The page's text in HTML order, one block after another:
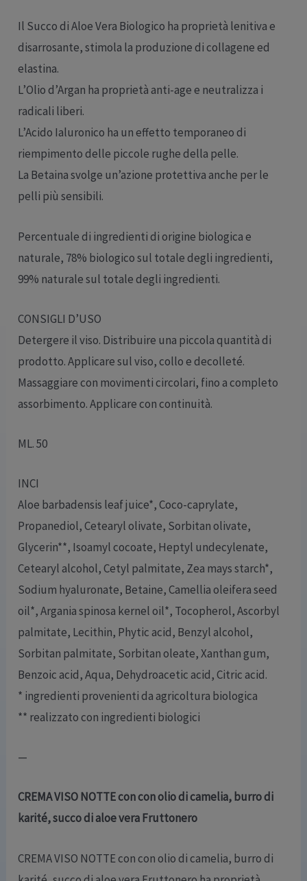
Il Succo di Aloe Vera Biologico ha proprietà lenitiva e
disarrosante, stimola la produzione di collagene ed
elastina.
L’Olio d’Argan ha proprietà anti-age e neutralizza i
radicali liberi.
L’Acido Ialuronico ha un effetto temporaneo di
riempimento delle piccole rughe della pelle.
La Betaina svolge un’azione protettiva anche per le
pelli più sensibili.
Percentuale di ingredienti di origine biologica e
naturale, 78% biologico sul totale degli ingredienti,
99% naturale sul totale degli ingredienti.
CONSIGLI D’USO
Detergere il viso. Distribuire una piccola quantità di
prodotto. Applicare sul viso, collo e decolleté.
Massaggiare con movimenti circolari, fino a completo
assorbimento. Applicare con continuità.
ML. 50
INCI
Aloe barbadensis leaf juice*, Coco-caprylate,
Propanediol, Cetearyl olivate, Sorbitan olivate,
Glycerin**, Isoamyl cocoate, Heptyl undecylenate,
Cetearyl alcohol, Cetyl palmitate, Zea mays starch*,
Sodium hyaluronate, Betaine, Camellia oleifera seed
oil*, Argania spinosa kernel oil*, Tocopherol, Ascorbyl
palmitate, Lecithin, Phytic acid, Benzyl alcohol,
Sorbitan palmitate, Sorbitan oleate, Xanthan gum,
Benzoic acid, Aqua, Dehydroacetic acid, Citric acid.
* ingredienti provenienti da agricoltura biologica
** realizzato con ingredienti biologici
—
CREMA VISO NOTTE con con olio di camelia, burro di
karité, succo di aloe vera Fruttonero
CREMA VISO NOTTE con con olio di camelia, burro di